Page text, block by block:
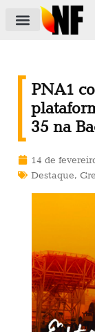
PNA1
35 na
14 de
Destaque,